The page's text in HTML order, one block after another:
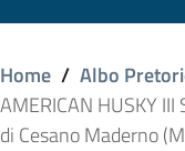
Home / Albo
AMERICAN HUSKY
di Cesano Maderno